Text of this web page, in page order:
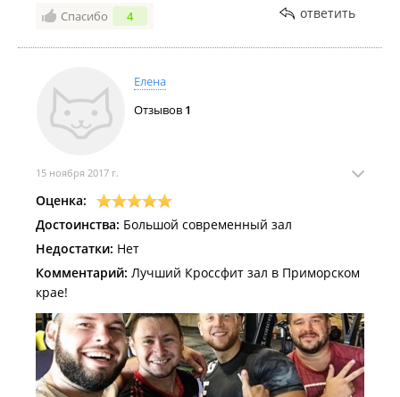
Спасибо 4 ответить
Елена
Отзывов 1
15 ноября 2017 г.
Оценка:
Достоинства: Большой современный зал
Недостатки: Нет
Комментарий: Лучший Кроссфит зал в Приморском
крае!